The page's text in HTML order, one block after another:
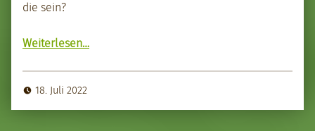
die sein?
Weit­er­lesen“Tierische vs. Veg­gie-Wurst – ist Fleis­ch­er­satz gesund?”
…
18. Juli 2022